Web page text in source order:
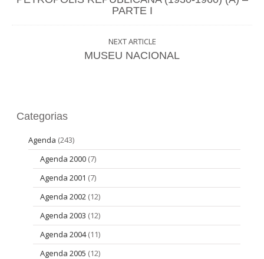
PARTE I
NEXT ARTICLE
MUSEU NACIONAL
Categorias
Agenda (243)
Agenda 2000 (7)
Agenda 2001 (7)
Agenda 2002 (12)
Agenda 2003 (12)
Agenda 2004(11)
Agenda 2005 (12)